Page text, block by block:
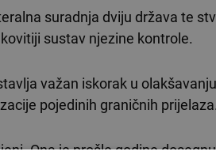
suradnja dviju država te
sustav njezine kontrole.
važan iskorak u olakšavanju
pojedinih graničnih prijelaza.
Ona je prošle godine